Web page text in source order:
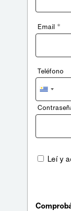
Email *
Teléfono
Uruguay
+598
Leí y